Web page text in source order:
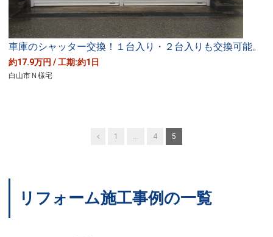
車庫のシャッター交換！１台入り・２台入りも交換可能。
約17.9万円 / 工期:約1日
白山市Ｎ様宅
の
ペ
Previous
1 … 4 5
リフォーム施工事例の一覧